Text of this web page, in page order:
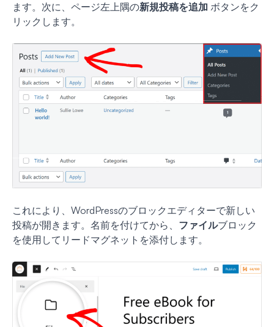
ます。次に、ページ左上隅の新規投稿を追加 ボタンをク
リックします。
これにより、WordPressのブロックエディターで新しい
投稿が開きます。名前を付けてから、 ファイルブロック
を使用してリードマグネットを添付します。